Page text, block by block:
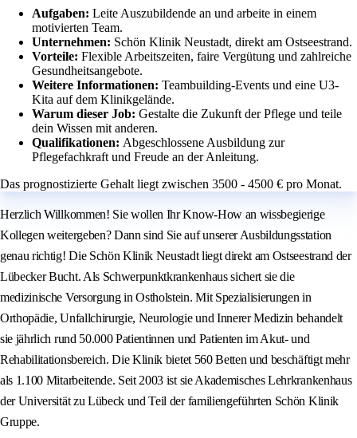
Aufgaben: Leite Auszubildende an und arbeite in einem
motivierten Team.
Unternehmen: Schön Klinik Neustadt, direkt am Ostseestrand.
Vorteile: Flexible Arbeitszeiten, faire Vergütung und zahlreiche
Gesundheitsangebote.
Weitere Informationen: Teambuilding-Events und eine U3-
Kita auf dem Klinikgelände.
Warum dieser Job: Gestalte die Zukunft der Pflege und teile
dein Wissen mit anderen.
Qualifikationen: Abgeschlossene Ausbildung zur
Pflegefachkraft und Freude an der Anleitung.
Das prognostizierte Gehalt liegt zwischen 3500 - 4500 € pro Monat.
Herzlich Willkommen! Sie wollen Ihr Know-How an wissbegierige
Kollegen weitergeben? Dann sind Sie auf unserer Ausbildungsstation
genau richtig! Die Schön Klinik Neustadt liegt direkt am Ostseestrand der
Lübecker Bucht. Als Schwerpunktkrankenhaus sichert sie die
medizinische Versorgung in Ostholstein. Mit Spezialisierungen in
Orthopädie, Unfallchirurgie, Neurologie und Innerer Medizin behandelt
sie jährlich rund 50.000 Patientinnen und Patienten im Akut- und
Rehabilitationsbereich. Die Klinik bietet 560 Betten und beschäftigt mehr
als 1.100 Mitarbeitende. Seit 2003 ist sie Akademisches Lehrkrankenhaus
der Universität zu Lübeck und Teil der familiengeführten Schön Klinik
Gruppe.